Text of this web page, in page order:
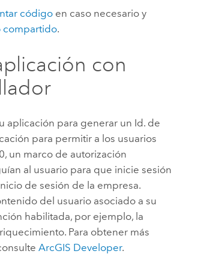
código en caso necesario y
compartido.
con
aplicación para generar un Id. de
para permitir a los usuarios
un marco de autorización
al usuario para que inicie sesión
de sesión de la empresa.
del usuario asociado a su
habilitada, por ejemplo, la
Para obtener más
ArcGIS Developer.